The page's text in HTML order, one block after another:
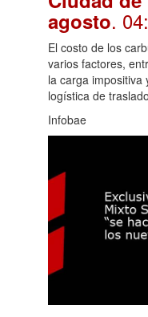
agosto.
El costo de los
varios factores,
la carga impositiva
logística de traslado
Infobae